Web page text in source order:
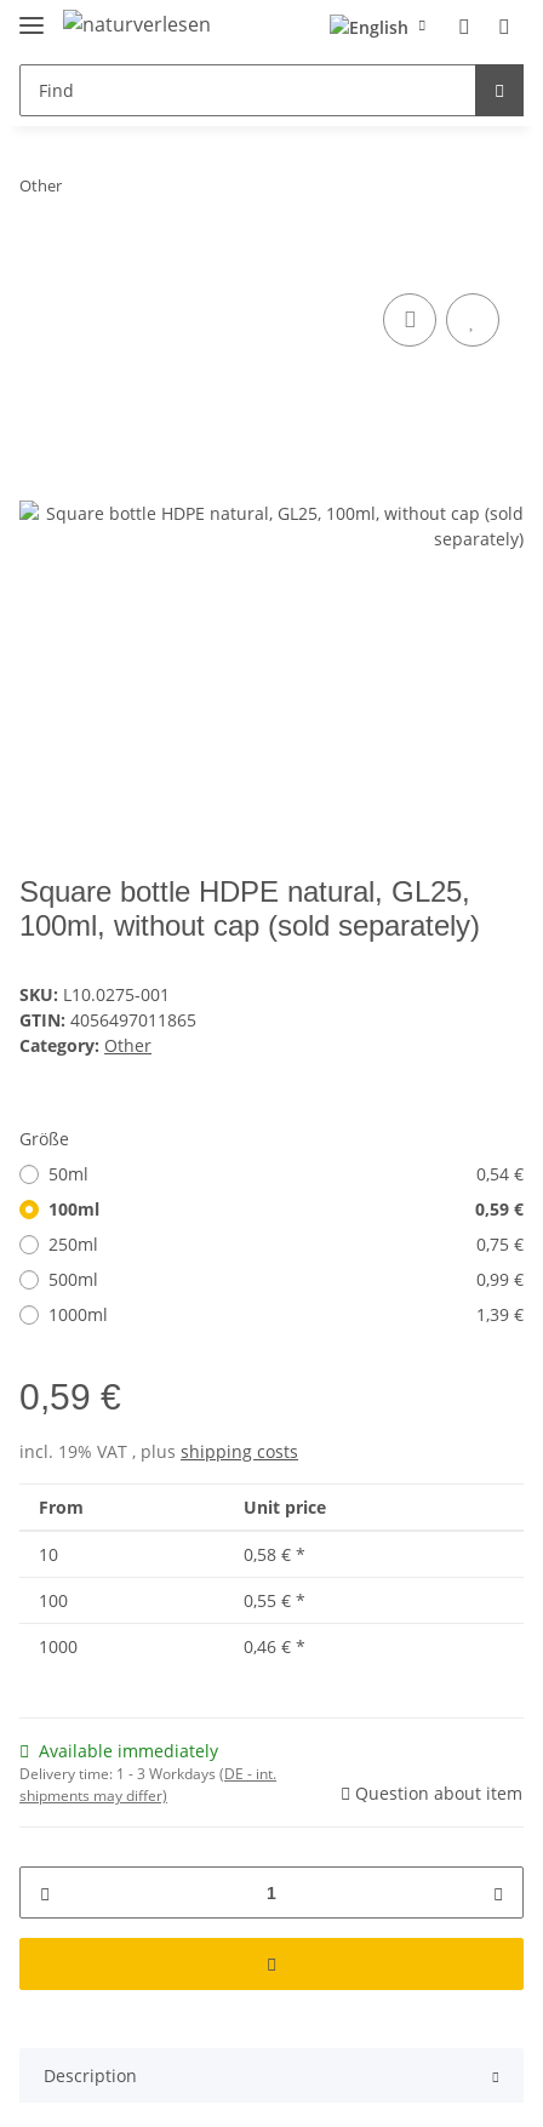
Other
Square bottle HDPE natural, GL25,
100ml, without cap (sold separately)
SKU: L10.0275-001
GTIN: 4056497011865
Category: Other
Größe
50ml
0,54 €
100ml
0,59 €
250ml
0,75 €
500ml
0,99 €
1000ml
1,39 €
0,59 €
incl. 19% VAT , plus shipping costs
From Unit price
10 0,58 € *
100
0,55 € *
1000
0,46 € *
Available immediately
Delivery time: 1 - 3 Workdays (DE - int.
shipments may differ)
Question about item
Description